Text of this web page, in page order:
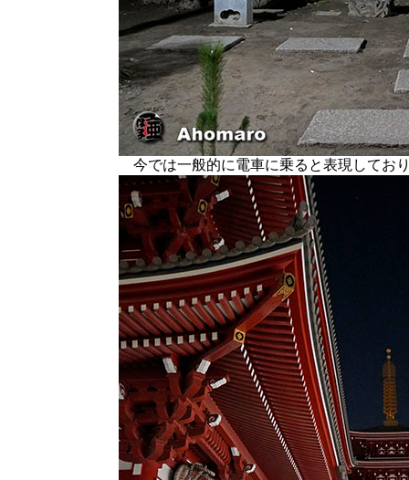
今では一般的に電車に乗ると表現してお